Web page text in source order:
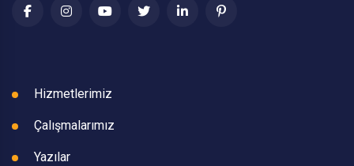
Hizmetlerimiz
Çalışmalarımız
Yazılar